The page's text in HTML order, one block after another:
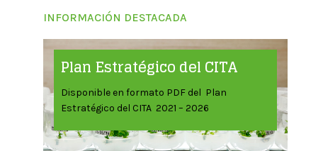
INFORMACIÓN DESTACADA
Plan Estratégico del CITA
Disponible en formato PDF del Plan
Estratégico del CITA 2021 – 2026